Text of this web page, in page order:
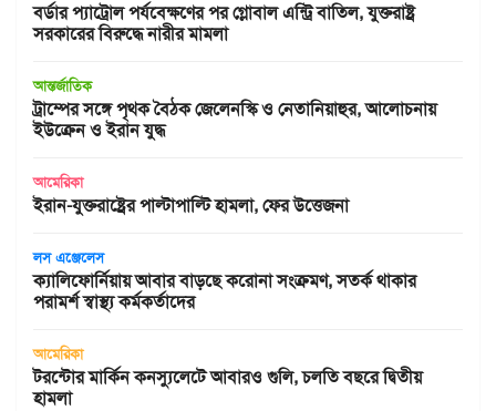
বর্ডার প্যাট্রোল পর্যবেক্ষণের পর গ্লোবাল এন্ট্রি বাতিল, যুক্তরাষ্ট্র
সরকারের বিরুদ্ধে নারীর মামলা
আন্তর্জাতিক
ট্রাম্পের সঙ্গে পৃথক বৈঠক জেলেনস্কি ও নেতানিয়াহুর, আলোচনায়
ইউক্রেন ও ইরান যুদ্ধ
আমেরিকা
ইরান-যুক্তরাষ্ট্রের পাল্টাপাল্টি হামলা, ফের উত্তেজনা
লস এঞ্জেলেস
ক্যালিফোর্নিয়ায় আবার বাড়ছে করোনা সংক্রমণ, সতর্ক থাকার
পরামর্শ স্বাস্থ্য কর্মকর্তাদের
আমেরিকা
টরন্টোর মার্কিন কনস্যুলেটে আবারও গুলি, চলতি বছরে দ্বিতীয়
হামলা